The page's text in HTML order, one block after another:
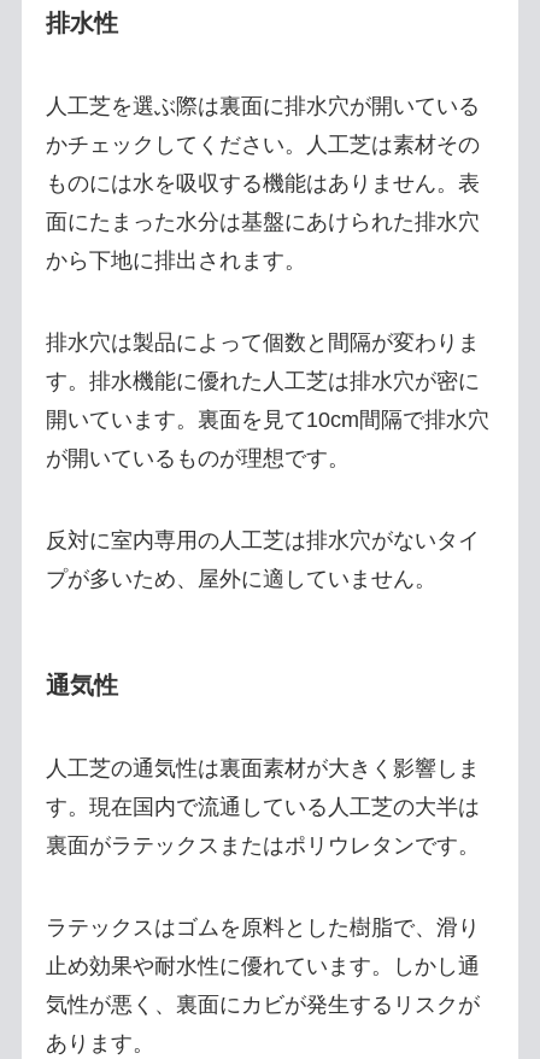
排水性
人工芝を選ぶ際は裏面に排水穴が開いている
かチェックしてください。人工芝は素材その
ものには水を吸収する機能はありません。表
面にたまった水分は基盤にあけられた排水穴
から下地に排出されます。
排水穴は製品によって個数と間隔が変わりま
す。排水機能に優れた人工芝は排水穴が密に
開いています。裏面を見て10cm間隔で排水穴
が開いているものが理想です。
反対に室内専用の人工芝は排水穴がないタイ
プが多いため、屋外に適していません。
通気性
人工芝の通気性は裏面素材が大きく影響しま
す。現在国内で流通している人工芝の大半は
裏面がラテックスまたはポリウレタンです。
ラテックスはゴムを原料とした樹脂で、滑り
止め効果や耐水性に優れています。しかし通
気性が悪く、裏面にカビが発生するリスクが
あります。